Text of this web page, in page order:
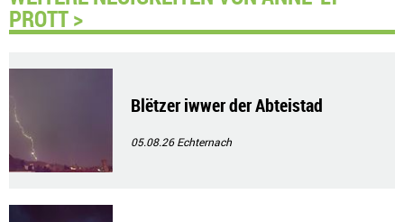
PROTT >
Blëtzer iwwer der Abteistad
05.08.26Echternach